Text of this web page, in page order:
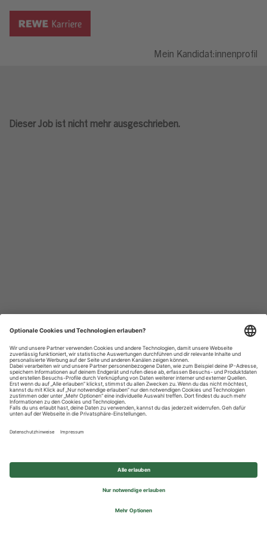
Mein Kandidat:innenprofil
Dieser Job ist nicht mehr ausgeschrieben.
Datenschutzhinweise
Impressum
Privatsphäre-Einstellungen
© 2026 REWE Group - All rights reserved